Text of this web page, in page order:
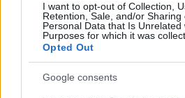
I want to opt-out of Collection,
Retention, Sale, and/or Sharing
Personal Data that Is Unrelated
Purposes for which it was
Opted Out
Google consents